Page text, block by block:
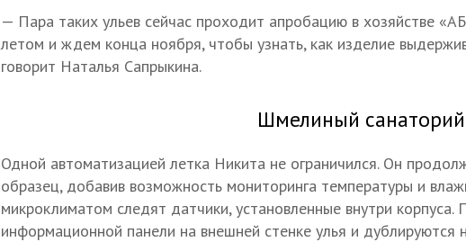
— Пара таких ульев сейчас проходит апробацию в хозяйстве
летом и ждем конца ноября, чтобы узнать, как изделие
говорит Наталья Сапрыкина.
Шмелиный санаторий
Одной автоматизацией летка Никита не ограничился. Он
образец, добавив возможность мониторинга температуры и
микроклиматом следят датчики, установленные внутри корпуса.
информационной панели на внешней стенке улья и дублируются